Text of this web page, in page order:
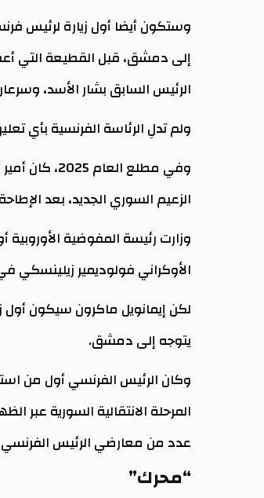
الرئيس السابق بشار الأسد،
ولم تدلِ الرئاسة الفرنسية بأي
وفي مطلع
الزعيم السوري الجديد، بعد
الأوكراني فولوديمير زيلينسكي
لكن إيمانويل ماكرون سيكون
يتوجه إلى دمشق.
المرحلة الانتقالية السورية عبر
عدد من معارضي الرئيس الفرنسي
“محرك”